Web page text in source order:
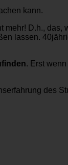
kann.
D.h., das,
lassen.
. Erst
des